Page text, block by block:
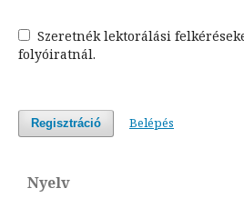
folyóiratnál.
Regisztráció Belépés
Nyelv